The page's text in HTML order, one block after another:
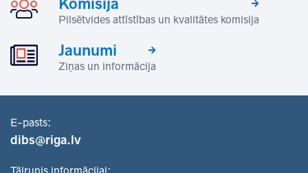
Pilsētvides attīstības un kvalitātes komisija
Jaunumi
Ziņas un informācija
E-pasts:
dibs@riga.lv
Tālrunis informācijai: